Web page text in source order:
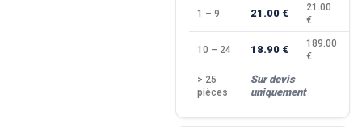
1 – 9 21.00 €
21.00
€
10 – 24 18.90 €
189.00
€
> 25
pièces
Sur devis
uniquement